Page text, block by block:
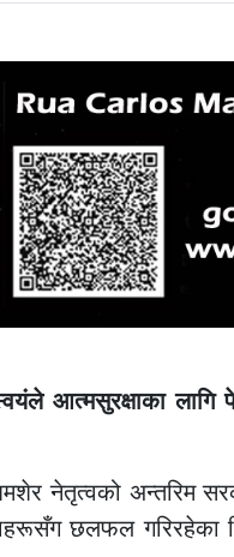
आत्मसुरक्षाका
अन्तरिम
छलफल गरिरहेका